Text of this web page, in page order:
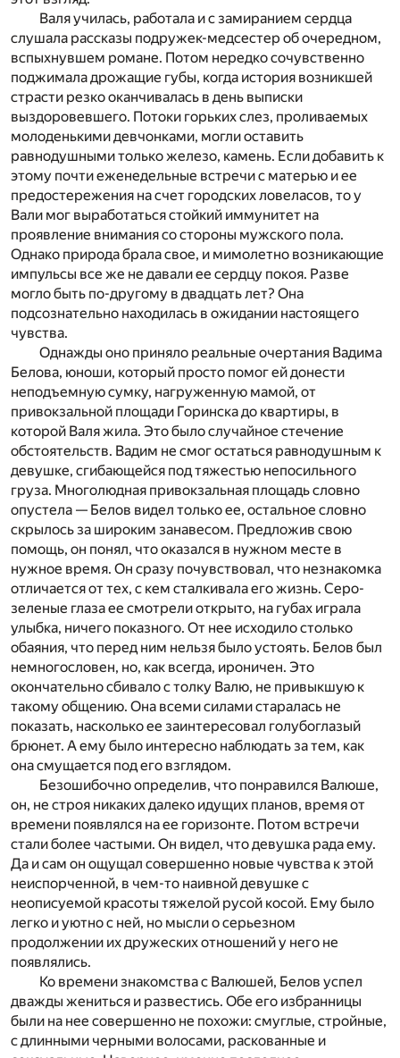
Валя училась, работала и с замиранием сердца
слушала рассказы подружек-медсестер об очередном,
вспыхнувшем романе. Потом нередко сочувственно
поджимала дрожащие губы, когда история возникшей
страсти резко оканчивалась в день выписки
выздоровевшего. Потоки горьких слез, проливаемых
молоденькими девчонками, могли оставить
равнодушными только железо, камень. Если добавить к
этому почти еженедельные встречи с матерью и ее
предостережения на счет городских ловеласов, то у
Вали мог выработаться стойкий иммунитет на
проявление внимания со стороны мужского пола.
Однако природа брала свое, и мимолетно возникающие
импульсы все же не давали ее сердцу покоя. Разве
могло быть по-другому в двадцать лет? Она
подсознательно находилась в ожидании настоящего
чувства.
Однажды оно приняло реальные очертания Вадима
Белова, юноши, который просто помог ей донести
неподъемную сумку, нагруженную мамой, от
привокзальной площади Горинска до квартиры, в
которой Валя жила. Это было случайное стечение
обстоятельств. Вадим не смог остаться равнодушным к
девушке, сгибающейся под тяжестью непосильного
груза. Многолюдная привокзальная площадь словно
опустела — Белов видел только ее, остальное словно
скрылось за широким занавесом. Предложив свою
помощь, он понял, что оказался в нужном месте в
нужное время. Он сразу почувствовал, что незнакомка
отличается от тех, с кем сталкивала его жизнь. Серо-
зеленые глаза ее смотрели открыто, на губах играла
улыбка, ничего показного. От нее исходило столько
обаяния, что перед ним нельзя было устоять. Белов был
немногословен, но, как всегда, ироничен. Это
окончательно сбивало с толку Валю, не привыкшую к
такому общению. Она всеми силами старалась не
показать, насколько ее заинтересовал голубоглазый
брюнет. А ему было интересно наблюдать за тем, как
она смущается под его взглядом.
Безошибочно определив, что понравился Валюше,
он, не строя никаких далеко идущих планов, время от
времени появлялся на ее горизонте. Потом встречи
стали более частыми. Он видел, что девушка рада ему.
Да и сам он ощущал совершенно новые чувства к этой
неиспорченной, в чем-то наивной девушке с
неописуемой красоты тяжелой русой косой. Ему было
легко и уютно с ней, но мысли о серьезном
продолжении их дружеских отношений у него не
появлялись.
Ко времени знакомства с Валюшей, Белов успел
дважды жениться и развестись. Обе его избранницы
были на нее совершенно не похожи: смуглые, стройные,
с длинными черными волосами, раскованные и